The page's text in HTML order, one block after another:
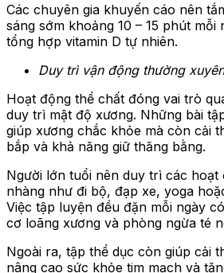
Các chuyên gia khuyến cáo nên
sáng sớm khoảng 10 – 15 phút mỗi
tổng hợp vitamin D tự nhiên.
Duy trì vận động thường xuyên
Hoạt động thể chất đóng vai trò
duy trì mật độ xương. Những bài
giúp xương chắc khỏe mà còn cải
bắp và khả năng giữ thăng bằng.
Người lớn tuổi nên duy trì các hoạt
nhàng như đi bộ, đạp xe, yoga
Việc tập luyện đều đặn mỗi ngày
cơ loãng xương và phòng ngừa té
Ngoài ra, tập thể dục còn giúp cải
nâng cao sức khỏe tim mạch và